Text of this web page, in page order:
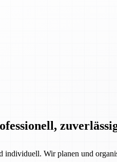
individuell. Wir planen und